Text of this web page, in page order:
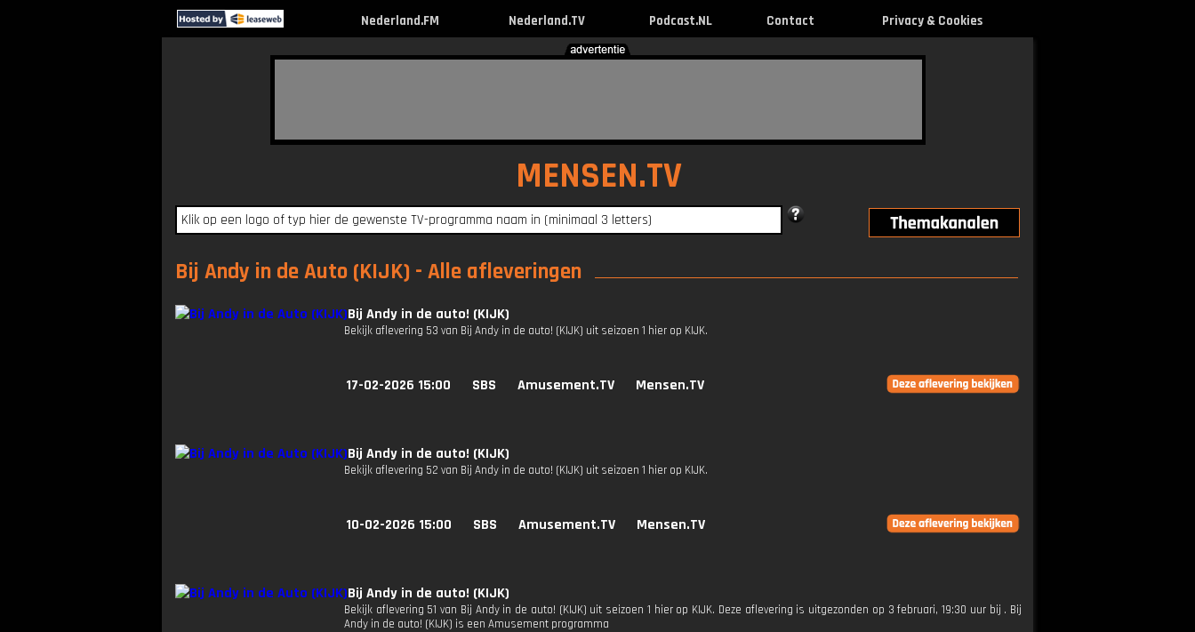
Nederland.FM Nederland.TV Podcast.NL Contact Privacy & Cookies
MENSEN.TV
Bij Andy in de Auto (KIJK) - Alle afleveringen
Bij Andy in de auto! (KIJK)
Bekijk aflevering 53 van Bij Andy in de auto! (KIJK) uit seizoen 1 hier op KIJK.
17-02-2026 15:00 SBS Amusement.TV Mensen.TV
Bij Andy in de auto! (KIJK)
Bekijk aflevering 52 van Bij Andy in de auto! (KIJK) uit seizoen 1 hier op KIJK.
10-02-2026 15:00 SBS Amusement.TV Mensen.TV
Bij Andy in de auto! (KIJK)
Bekijk aflevering 51 van Bij Andy in de auto! (KIJK) uit seizoen 1 hier op KIJK. Deze aflevering is uitgezonden op 3 februari, 19:30 uur bij . Bij
Andy in de auto! (KIJK) is een Amusement programma